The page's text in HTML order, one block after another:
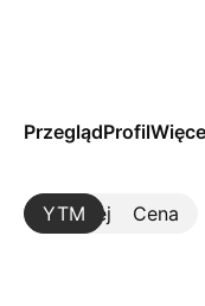
PrzeglądProfil
YTM Cena
Więcej